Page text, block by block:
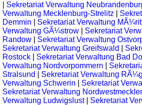
Sekretariat Verwaltung
Verwaltung Mecklenburg-Strelitz
Demmin
Sekretariat Verwaltung
Verwaltung GÃ¼strow
Sekretariat
Randow
Sekretariat Verwaltung
Sekretariat Verwaltung Greifswald
Rostock
Sekretariat Verwaltung Bad
Verwaltung Nordvorpommern
Stralsund
Sekretariat Verwaltung
Verwaltung Schwerin
Sekretariat
Sekretariat Verwaltung
Verwaltung Ludwigslust| Sekretariat